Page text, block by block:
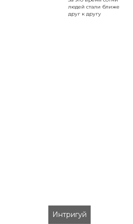
людей стали ближе
друг к другу
Интригуй